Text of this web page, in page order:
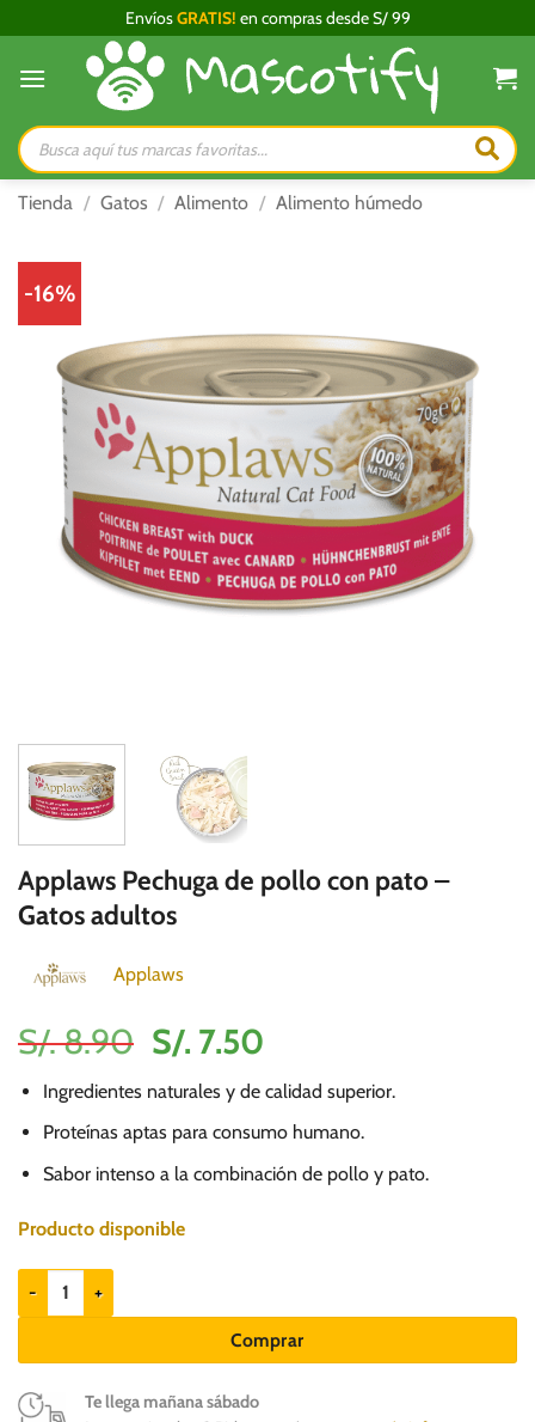
al
contenido
EnvíosGRATIS! en compras desde S/ 99
Búsqueda
de
productos
Tienda / Gatos / Alimento / Alimento húmedo
-16%
Applaws Pechuga de pollo con pato –
Gatos adultos
Applaws
S/.8.90 El
precio
original
era:
S/.
S/. 7.50El
precio
actual
es:
S/.
Ingredientes naturales y de calidad superior.
Proteínas aptas para consumo humano.
Sabor intenso a la combinación de pollo y pato.
Producto disponible
Applaws Pechuga de pollo con pato - Gatos adultos cantidad
Comprar
Te llega mañana sábado